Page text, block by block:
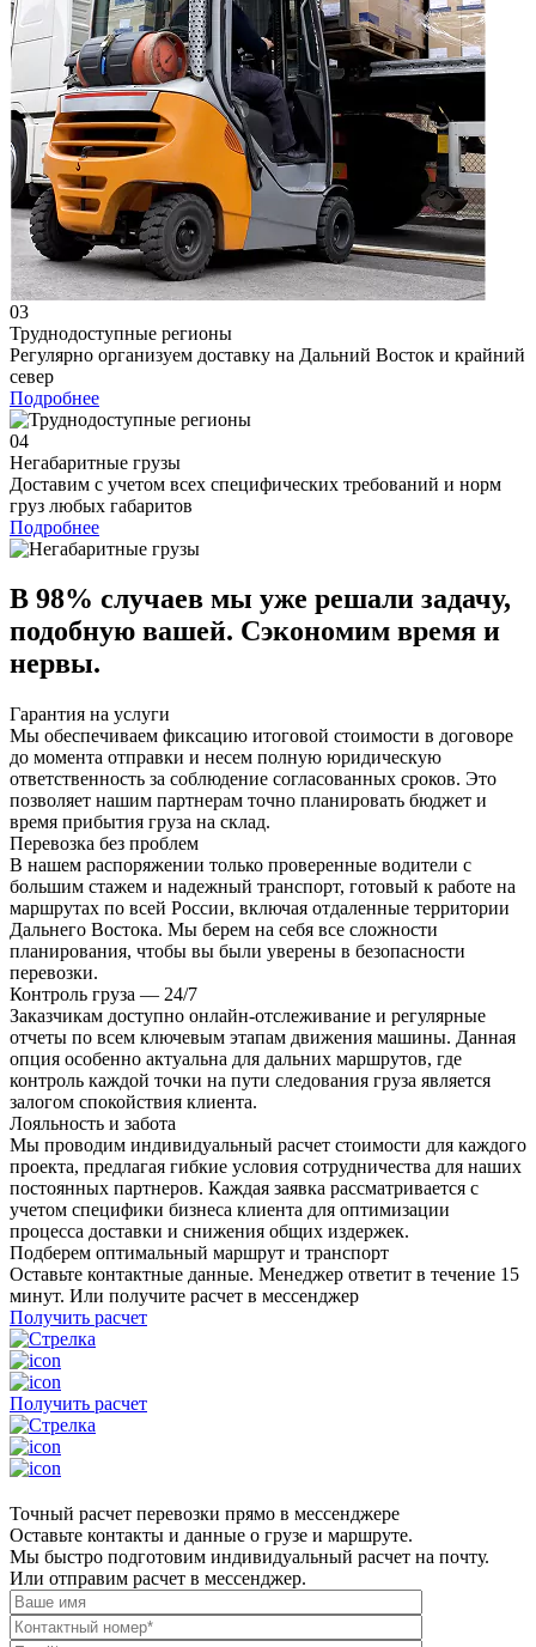
03
Труднодоступные регионы
Регулярно организуем доставку на Дальний Восток и крайний
север
Подробнее
04
Негабаритные грузы
Доставим с учетом всех специфических требований и норм
груз любых габаритов
Подробнее
В 98% случаев мы уже решали задачу,
подобную вашей. Сэкономим время и
нервы.
Гарантия на услуги
Мы обеспечиваем фиксацию итоговой стоимости в договоре
до момента отправки и несем полную юридическую
ответственность за соблюдение согласованных сроков. Это
позволяет нашим партнерам точно планировать бюджет и
время прибытия груза на склад.
Перевозка без проблем
В нашем распоряжении только проверенные водители с
большим стажем и надежный транспорт, готовый к работе на
маршрутах по всей России, включая отдаленные территории
Дальнего Востока. Мы берем на себя все сложности
планирования, чтобы вы были уверены в безопасности
перевозки.
Контроль груза — 24/7
Заказчикам доступно онлайн-отслеживание и регулярные
отчеты по всем ключевым этапам движения машины. Данная
опция особенно актуальна для дальних маршрутов, где
контроль каждой точки на пути следования груза является
залогом спокойствия клиента.
Лояльность и забота
Мы проводим индивидуальный расчет стоимости для каждого
проекта, предлагая гибкие условия сотрудничества для наших
постоянных партнеров. Каждая заявка рассматривается с
учетом специфики бизнеса клиента для оптимизации
процесса доставки и снижения общих издержек.
Подберем оптимальный маршрут и транспорт
Оставьте контактные данные. Менеджер ответит в течение 15
минут. Или получите расчет в мессенджер
Получить расчет
Получить расчет
Точный расчет перевозки прямо в мессенджере
Оставьте контакты и данные о грузе и маршруте.
Мы быстро подготовим индивидуальный расчет на почту.
Или отправим расчет в мессенджер.